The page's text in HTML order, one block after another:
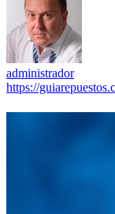
administrador
https://